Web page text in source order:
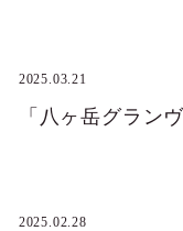
2025.03.21
2025.02.28